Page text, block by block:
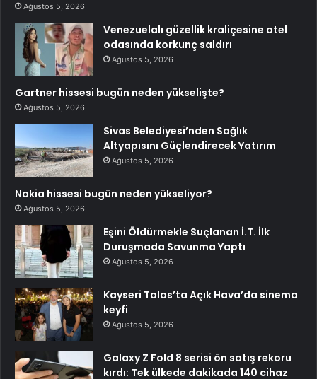
Ağustos 5, 2026
Venezuelalı güzellik kraliçesine otel
odasında korkunç saldırı
Ağustos 5, 2026
Gartner hissesi bugün neden yükselişte?
Ağustos 5, 2026
Sivas Belediyesi’nden Sağlık
Altyapısını Güçlendirecek Yatırım
Ağustos 5, 2026
Nokia hissesi bugün neden yükseliyor?
Ağustos 5, 2026
Eşini Öldürmekle Suçlanan İ.T. İlk
Duruşmada Savunma Yaptı
Ağustos 5, 2026
Kayseri Talas’ta Açık Hava’da sinema
keyfi
Ağustos 5, 2026
Galaxy Z Fold 8 serisi ön satış rekoru
kırdı: Tek ülkede dakikada 140 cihaz